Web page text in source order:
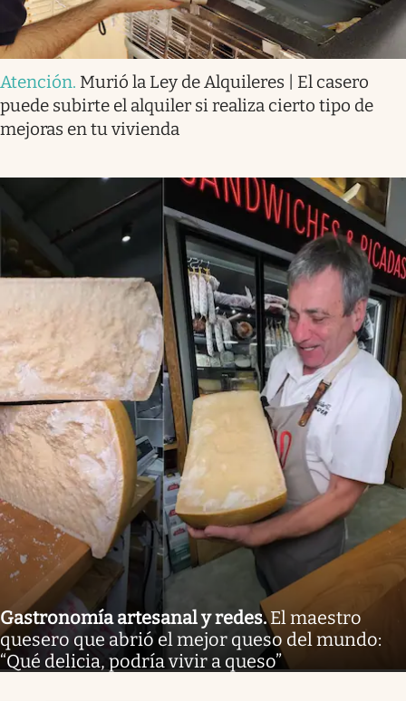
Atención. Murió la Ley de Alquileres | El casero
puede subirte el alquiler si realiza cierto tipo de
mejoras en tu vivienda
Gastronomía artesanal y redes.El maestro
quesero que abrió el mejor queso del mundo:
“Qué delicia, podría vivir a queso”